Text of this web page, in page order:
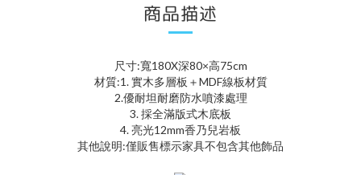
商品描述
尺寸:寬180X深80×高75cm
材質:1. 實木多層板＋MDF線板材質
2.優耐坦耐磨防水噴漆處理
3. 採全滿版式木底板
4. 亮光12mm香乃兒岩板
其他說明:僅販售標示家具不包含其他飾品